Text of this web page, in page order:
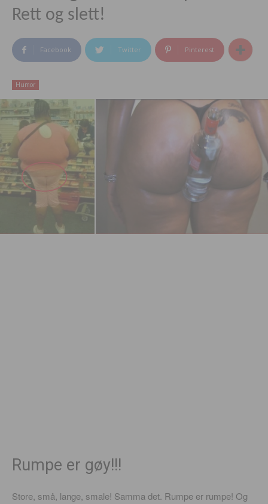
Rett og slett!
Facebook Twitter Pinterest
Humor
Rumpe er gøy!!!
Store, små, lange, smale! Samma det. Rumpe er rumpe! Og